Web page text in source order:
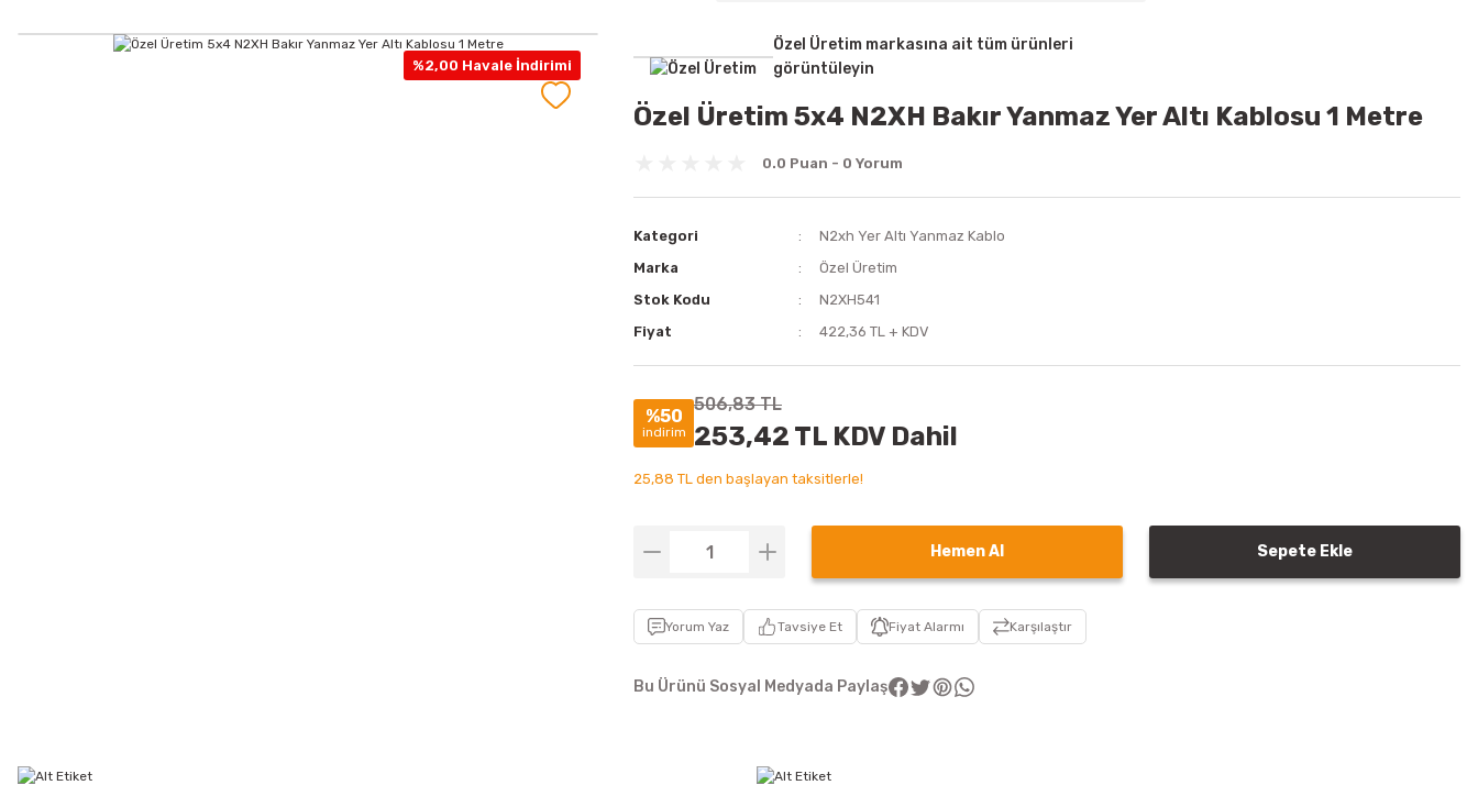
%2,00 Havale İndirimi
Özel Üretim markasına ait tüm ürünleri
görüntüleyin
Özel Üretim 5x4 N2XH Bakır Yanmaz Yer Altı Kablosu 1 Metre
0.0 Puan - 0 Yorum
Kategori
N2xh Yer Altı Yanmaz Kablo
Marka
Özel Üretim
Stok Kodu
N2XH541
Fiyat
422,36 TL + KDV
%50
indirim
506,83 TL
253,42 TL KDV Dahil
25,88 TL den başlayan taksitlerle!
Hemen Al Sepete Ekle
Yorum Yaz Tavsiye Et Fiyat Alarmı Karşılaştır
Bu Ürünü Sosyal Medyada Paylaş